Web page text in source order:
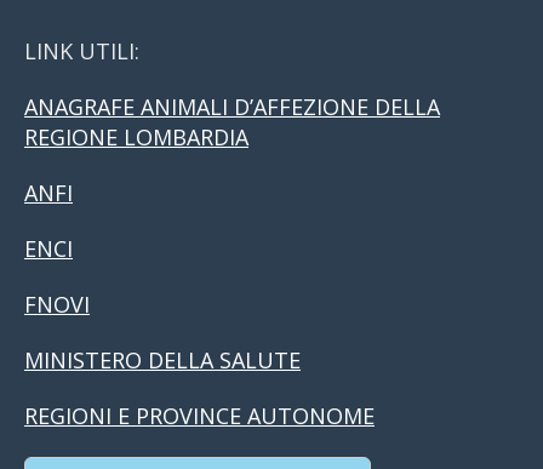
LINK UTILI:
ANAGRAFE ANIMALI D’AFFEZIONE DELLA
REGIONE LOMBARDIA
ANFI
ENCI
FNOVI
MINISTERO DELLA SALUTE
REGIONI E PROVINCE AUTONOME